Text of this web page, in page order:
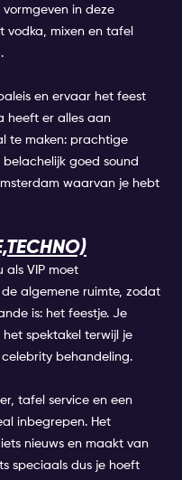
in deze
vodka, mixen en tafel
en ervaar het feest
heeft er alles aan
te maken: prachtige
belachelijk goed sound
waarvan je hebt
als VIP moet
algemene ruimte, zodat
is: het feestje. Je
spektakel terwijl je
behandeling.
tafel service en een
inbegrepen. Het
nieuws en maakt van
speciaals dus je hoeft